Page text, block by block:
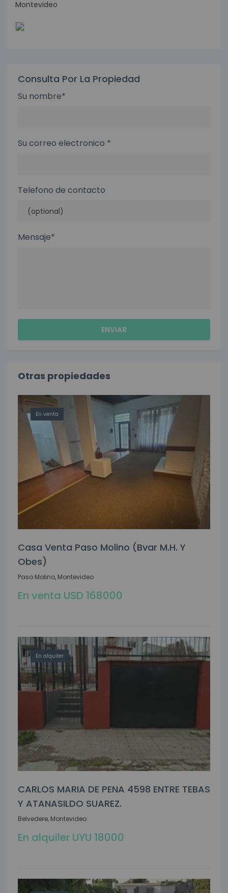
Montevideo
Consulta Por La Propiedad
Su nombre*
Su correo electronico *
Telefono de contacto
Mensaje*
Otras propiedades
En venta
Casa Venta Paso Molino (bvar M.h. Y
Obes)
Paso Molino, Montevideo
En venta USD 168000
En alquiler
CARLOS MARIA DE PENA 4598 ENTRE TEBAS
Y ATANASILDO SUAREZ.
Belvedere, Montevideo
En alquiler UYU 18000